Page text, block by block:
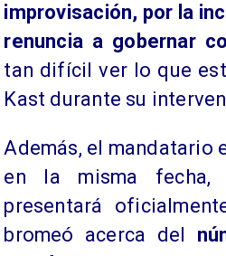
improvisación, por la
renuncia a gobernar
tan difícil ver lo que
Kast durante su
Además, el mandatario
en la misma
presentará
bromeó acerca del